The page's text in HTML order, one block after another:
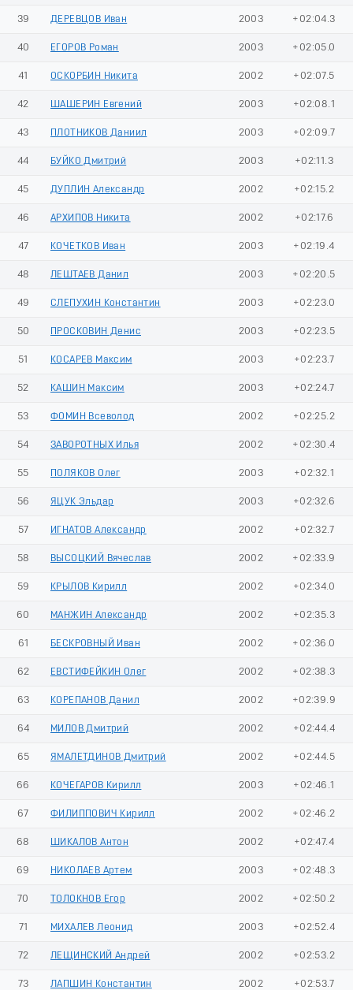
39 ДЕРЕВЦОВ Иван 2003 +02:04.3
40 ЕГОРОВ Роман 2003 +02:05.0
41 ОСКОРБИН Никита 2002 +02:07.5
42 ШАШЕРИН Евгений 2003 +02:08.1
43 ПЛОТНИКОВ Даниил 2003 +02:09.7
44 БУЙКО Дмитрий 2003 +02:11.3
45 ДУПЛИН Александр 2002 +02:15.2
46 АРХИПОВ Никита 2002 +02:17.6
47 КОЧЕТКОВ Иван 2003 +02:19.4
48 ЛЕШТАЕВ Данил 2003 +02:20.5
49 СЛЕПУХИН Константин 2003 +02:23.0
50 ПРОСКОВИН Денис 2003 +02:23.5
51 КОСАРЕВ Максим 2003 +02:23.7
52 КАШИН Максим 2003 +02:24.7
53 ФОМИН Всеволод 2002 +02:25.2
54 ЗАВОРОТНЫХ Илья 2002 +02:30.4
55 ПОЛЯКОВ Олег 2003 +02:32.1
56 ЯЦУК Эльдар 2003 +02:32.6
57 ИГНАТОВ Александр 2002 +02:32.7
58 ВЫСОЦКИЙ Вячеслав 2002 +02:33.9
59 КРЫЛОВ Кирилл 2002 +02:34.0
60 МАНЖИН Александр 2002 +02:35.3
61 БЕСКРОВНЫЙ Иван 2002 +02:36.0
62 ЕВСТИФЕЙКИН Олег 2002 +02:38.3
63 КОРЕПАНОВ Данил 2002 +02:39.9
64 МИЛОВ Дмитрий 2002 +02:44.4
65 ЯМАЛЕТДИНОВ Дмитрий 2002 +02:44.5
66 КОЧЕГАРОВ Кирилл 2003 +02:46.1
67 ФИЛИППОВИЧ Кирилл 2002 +02:46.2
68 ШИКАЛОВ Антон 2002 +02:47.4
69 НИКОЛАЕВ Артем 2003 +02:48.3
70 ТОЛОКНОВ Егор 2002 +02:50.2
71 МИХАЛЕВ Леонид 2003 +02:52.4
72 ЛЕЩИНСКИЙ Андрей 2002 +02:53.2
73 ЛАПШИН Константин 2002 +02:53.7